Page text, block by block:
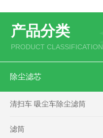
产品分类
PRODUCT CLASSIFICATION
除尘滤芯
清扫车 吸尘车除尘滤筒
滤筒